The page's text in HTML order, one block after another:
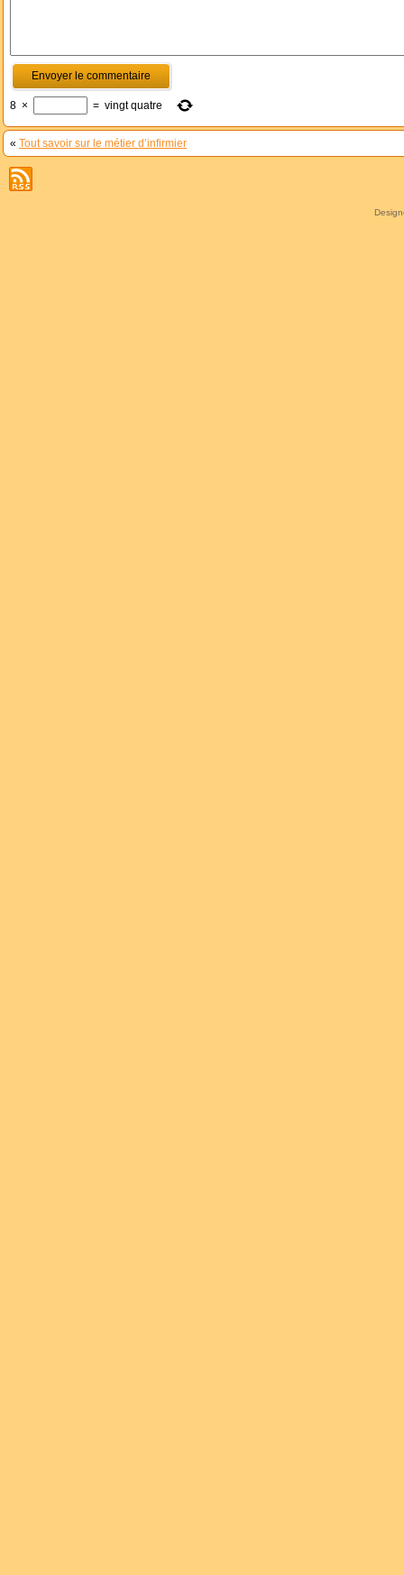
8 × = vingt quatre
« Tout savoir sur le métier d’infirmier